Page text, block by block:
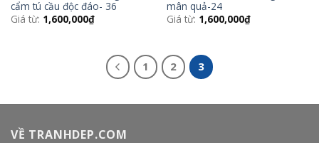
cẩm tú cầu độc đáo- 36
Giá từ: 1,600,000₫
mân quả-24
Giá từ: 1,600,000₫
1 2 3
VỀ TRANHDEP.COM